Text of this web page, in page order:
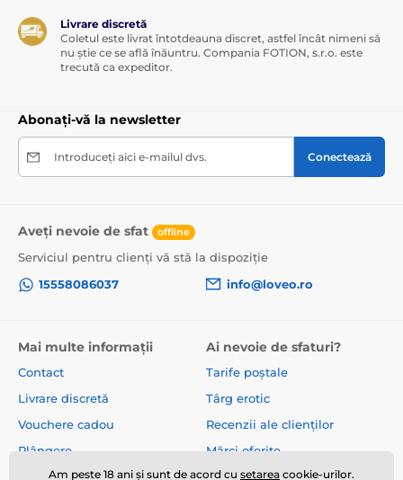
Livrare discretă
Coletul este livrat întotdeauna discret, astfel încât nimeni să
nu știe ce se află înăuntru. Compania FOTION, s.r.o. este
trecută ca expeditor.
Abonați-vă la newsletter
Introduceți aici e-mailul dvs. Conectează
Aveți nevoie de sfat offline
Serviciul pentru clienți vă stă la dispoziție
15558086037
info@loveo.ro
Mai multe informații
Contact
Livrare discretă
Vouchere cadou
Plângere
Despre noi
Ai nevoie de sfaturi?
Tarife poștale
Târg erotic
Recenzii ale clienților
Mărci oferite
Termeni și condiții
Am peste 18 ani și sunt de acord cu setarea cookie-urilor.